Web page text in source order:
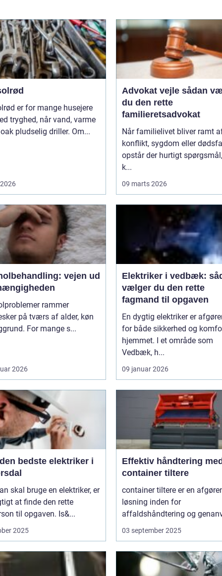
er for mange husejere
tryghed, når vand, varme
pludselig driller. Om...
Advokat vejle sådan vælger
du den rette
familieretsadvokat
Når familielivet bliver ramt
konflikt, sygdom eller
opstår der hurtigt
k...
09 marts 2026
vejen ud
rammer
på tværs af alder, køn
For mange s...
2026
Elektriker i vedbæk:
vælger du den rette
fagmand til opgaven
En dygtig elektriker er
for både sikkerhed og
hjemmet. I et område som
Vedbæk, h...
09 januar 2026
bedste elektriker i
skal bruge en elektriker, er
at finde den rette
til opgaven. Is&...
2025
Effektiv håndtering
container tiltere
container tiltere er en
løsning inden for
affaldshåndtering og
03 september 2025